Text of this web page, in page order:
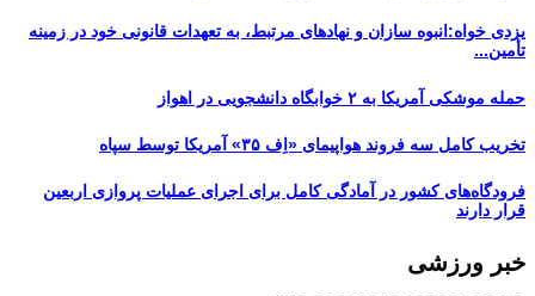
یزدی خواه:انبوه سازان و نهادهای مرتبط، به تعهدات قانونی خود در زمینه
تأمین...
حمله موشکی آمریکا به ۲ خوابگاه دانشجویی در اهواز
تخریب کامل سه فروند هواپیمای «اِف ۳۵» آمریکا توسط سپاه
فرودگاه‌های کشور در آمادگی کامل برای اجرای عملیات پروازی اربعین
قرار دارند
خبر ورزشی